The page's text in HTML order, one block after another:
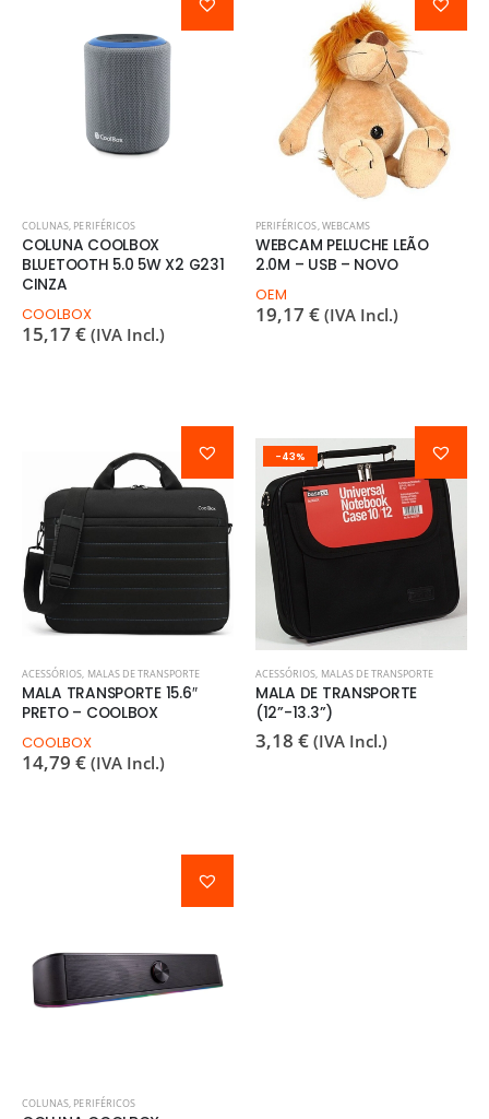
COLUNAS, PERIFÉRICOS
COLUNA COOLBOX
BLUETOOTH 5.0 5W X2 G231
CINZA
COOLBOX
15,17 € (IVA Incl.)
PERIFÉRICOS,WEBCAMS
WEBCAM PELUCHE LEÃO
2.0M – USB – NOVO
OEM
19,17 € (IVA Incl.)
ACESSÓRIOS, MALAS DE TRANSPORTE
MALA TRANSPORTE 15.6″
PRETO – COOLBOX
COOLBOX
14,79 € (IVA Incl.)
-43%
ACESSÓRIOS, MALAS DE TRANSPORTE
MALA DE TRANSPORTE
(12”-13.3”)
3,18 € (IVA Incl.)
COLUNAS PERIFÉRICOS